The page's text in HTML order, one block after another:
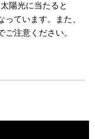
陽光に当たると
ています。また、
注意ください。